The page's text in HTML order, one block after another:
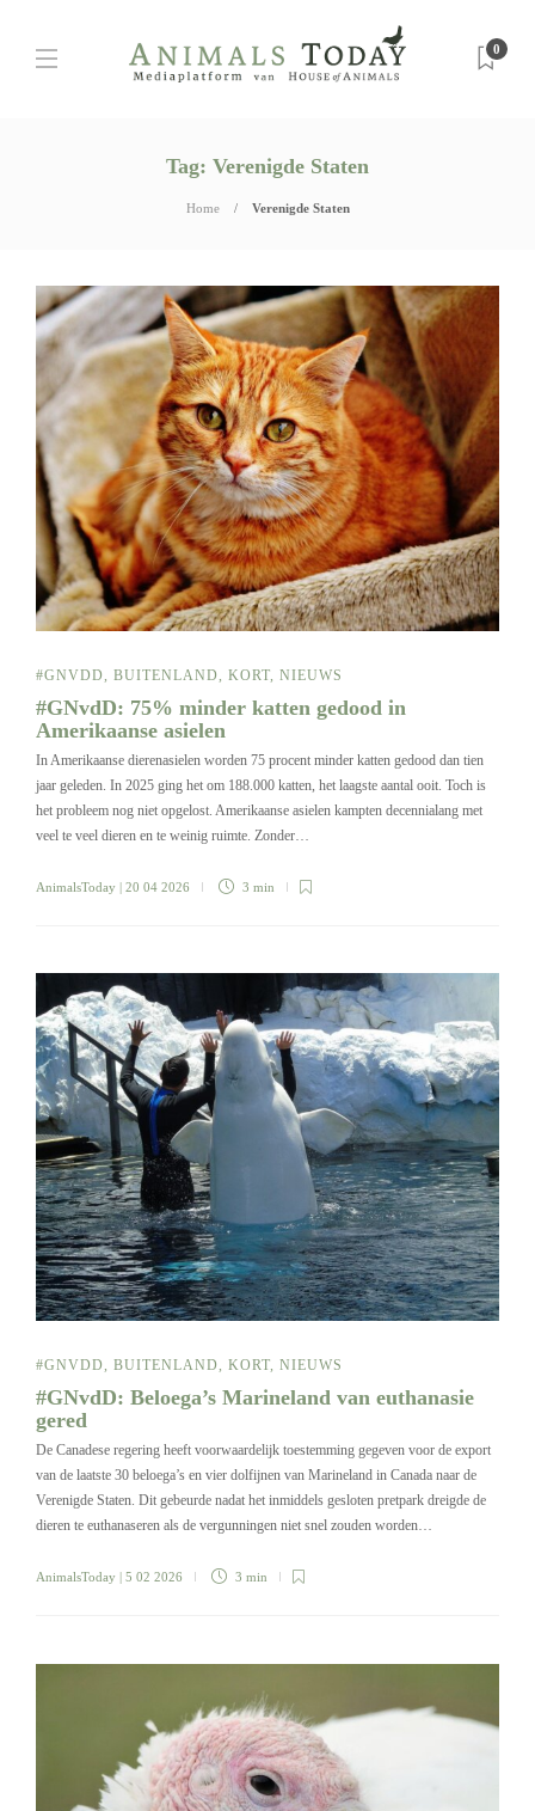
0
Tag: Verenigde Staten
Home Verenigde Staten
#GNVDD BUITENLAND KORT NIEUWS
#GNvdD: 75% minder katten gedood in
Amerikaanse asielen
In Amerikaanse dierenasielen worden 75 procent minder katten gedood dan tien
jaar geleden. In 2025 ging het om 188.000 katten, het laagste aantal ooit. Toch is
het probleem nog niet opgelost. Amerikaanse asielen kampten decennialang met
veel te veel dieren en te weinig ruimte. Zonder…
AnimalsToday | 20 04 2026 3 min
#GNVDD, BUITENLAND, KORT, NIEUWS
#GNvdD: Beloega’s Marineland van euthanasie
gered
De Canadese regering heeft voorwaardelijk toestemming gegeven voor de export
van de laatste 30 beloega’s en vier dolfijnen van Marineland in Canada naar de
Verenigde Staten. Dit gebeurde nadat het inmiddels gesloten pretpark dreigde de
dieren te euthanaseren als de vergunningen niet snel zouden worden…
AnimalsToday | 5 02 2026 3 min